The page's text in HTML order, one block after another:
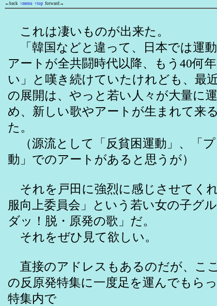
←back ↑menu ↑top forward→
これは凄いものが出来た。
「韓国などと違って、日本では運
アートが全共闘時代以降、もう40何
い」と嘆き続けていたけれども、最
の展開は、やっと若い人々が大量に
め、新しい歌やアートが生まれて来
た。
（源流として「反貧困運動」、「
動」でのアートがあると思うが）
それを戸田に強烈に感じさせてく
服向上委員会」という若い女の子グ
ダッ！脱・原発の歌」だ。
それをぜひ見て欲しい。
直接のアドレスもあるのだが、こ
の反原発特集に一度足を運んでもら
特集内で